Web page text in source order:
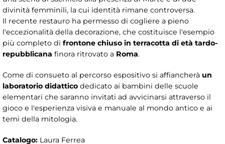
divinità femminili, la cui identità rimane controversa.
Il recente restauro ha permesso di cogliere a pieno
l'eccezionalità della decorazione, che costituisce l'esempio
più completo di frontone chiuso in terracotta di età tardo-
repubblicana finora ritrovato a Roma.
Come di consueto al percorso espositivo si affiancherà un
laboratorio didattico dedicato ai bambini delle scuole
elementari che saranno invitati ad avvicinarsi attraverso il
gioco e l'esperienza visiva e manuale al mondo antico e ai
temi della mitologia.
Catalogo: Laura Ferrea